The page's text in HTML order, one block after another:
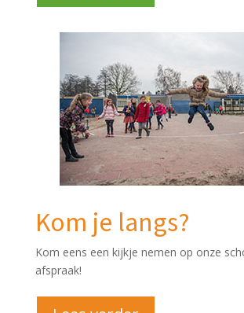
Kom je langs?
Kom eens een kijkje nemen op onze
afspraak!